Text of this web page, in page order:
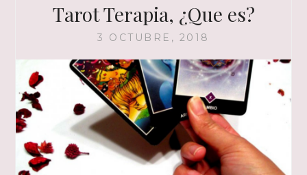
Tarot Terapia, ¿Que es?
3 OCTUBRE, 2018